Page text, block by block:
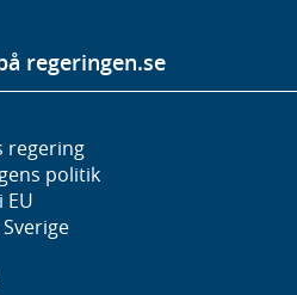
regeringen.se
regering
politik
EU